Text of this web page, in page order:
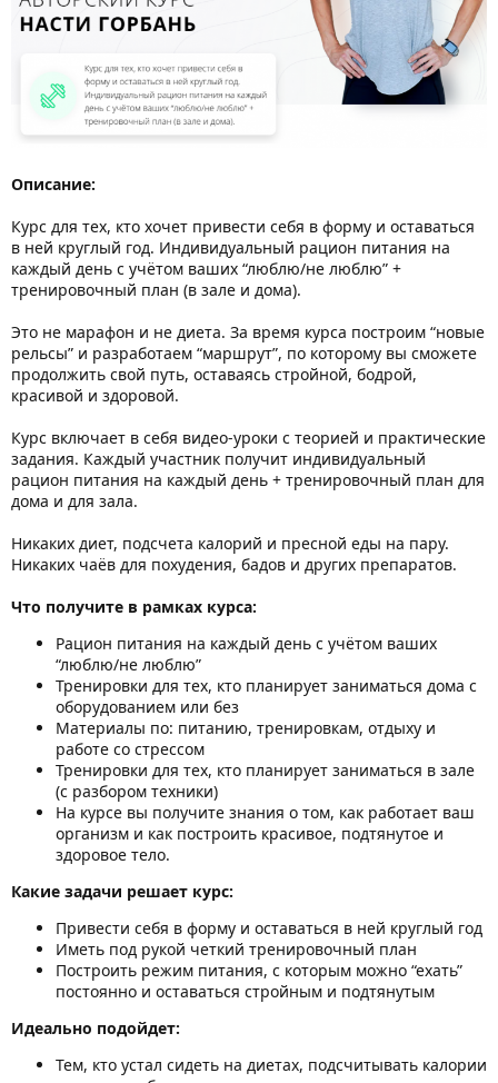
Описание:
Курс для тех, кто хочет привести себя в форму и оставаться
в ней круглый год. Индивидуальный рацион питания на
каждый день с учётом ваших “люблю/не люблю” +
тренировочный план (в зале и дома).
Это не марафон и не диета. За время курса построим “новые
рельсы” и разработаем “маршрут”, по которому вы сможете
продолжить свой путь, оставаясь стройной, бодрой,
красивой и здоровой.
Курс включает в себя видео-уроки с теорией и практические
задания. Каждый участник получит индивидуальный
рацион питания на каждый день + тренировочный план для
дома и для зала.
Никаких диет, подсчета калорий и пресной еды на пару.
Никаких чаёв для похудения, бадов и других препаратов.
Что получите в рамках курса:
Рацион питания на каждый день с учётом ваших
“люблю/не люблю”
Тренировки для тех, кто планирует заниматься дома с
оборудованием или без
Материалы по: питанию, тренировкам, отдыху и
работе со стрессом
Тренировки для тех, кто планирует заниматься в зале
(с разбором техники)
На курсе вы получите знания о том, как работает ваш
организм и как построить красивое, подтянутое и
здоровое тело.
Какие задачи решает курс:
Привести себя в форму и оставаться в ней круглый год
Иметь под рукой четкий тренировочный план
Построить режим питания, с которым можно “ехать”
постоянно и оставаться стройным и подтянутым
Идеально подойдет:
Тем, кто устал сидеть на диетах, подсчитывать калории